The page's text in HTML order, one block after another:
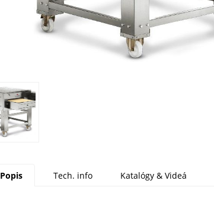
Popis Tech. info Katalógy & Videá